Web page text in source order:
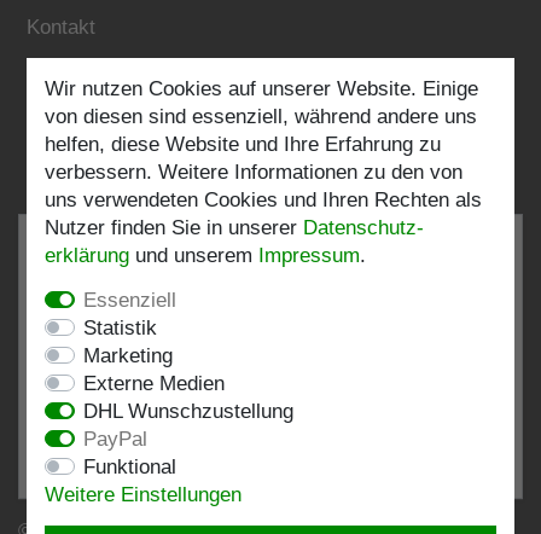
Kontakt
Folgen Sie uns:
bei: shopvote.de, Amazon
Bewertungsprofil bei SHOPVOTE.DE ansehen
Informationen zur Echtheit von Kundenbewertungen
Wir nutzen Cookies auf unserer Website. Einige
von diesen sind essenziell, während andere uns
helfen, diese Website und Ihre Erfahrung zu
verbessern. Weitere Informationen zu den von
uns verwendeten Cookies und Ihren Rechten als
Nutzer finden Sie in unserer Daten­schutz­
erklärung und unserem Impressum.
Essenziell
Statistik
Marketing
Externe Medien
DHL Wunschzustellung
PayPal
Funktional
Weitere Einstellungen